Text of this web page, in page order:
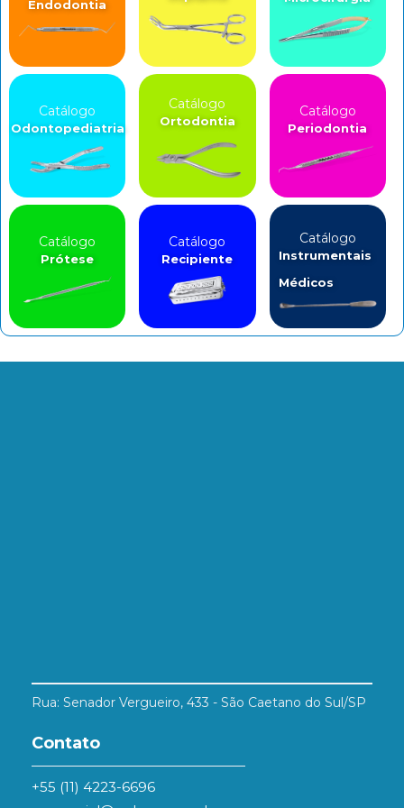
Endodontia
Catálogo
Odontopediatria
Catálogo
Ortodontia
Catálogo
Periodontia
Catálogo
Prótese
Catálogo
Recipiente
Catálogo
Instrumentais
Médicos
Rua: Senador Vergueiro, 433 - São Caetano do Sul/SP
Contato
+55 (11) 4223-6696